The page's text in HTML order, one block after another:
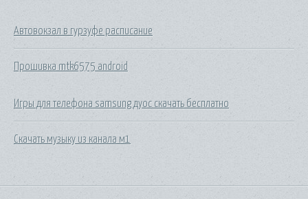
Автовокзал в гурзуфе расписание
Прошивка mtk6575 android
Игры для телефона samsung дуос скачать бесплатно
Скачать музыку из канала м1